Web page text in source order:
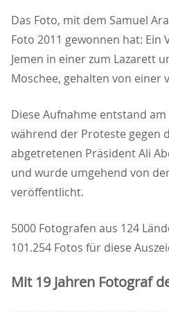
Das Foto, mit dem Samuel
Foto 2011 gewonnen hat: Ein
Jemen in einer zum Lazarett
Moschee, gehalten von einer
Diese Aufnahme entstand am
während der Proteste gegen
abgetretenen Präsident Ali
und wurde umgehend von
veröffentlicht.
5000 Fotografen aus 124
101.254 Fotos für diese
Mit 19 Jahren Fotograf